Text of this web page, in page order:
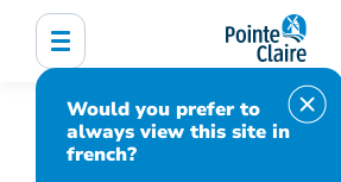
Would you prefer to
always view this site in
french?
Accueil
Bibliothèque, culture,
Programmation et inscription